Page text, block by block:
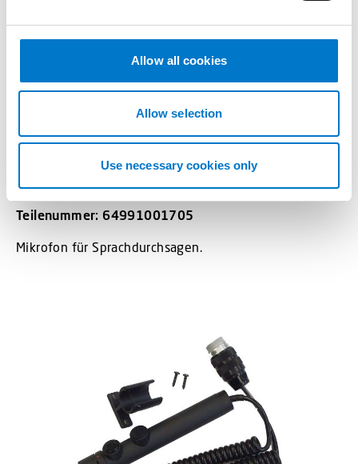
Allow all cookies
Allow selection
Use necessary cookies only
Mikrofone
Mikrofon MIK450A
Teilenummer: 64991001705
Mikrofon für Sprachdurchsagen.